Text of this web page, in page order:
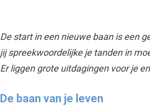
De start in een nieuwe baan is een
jij spreekwoordelijke je tanden in
Er liggen grote uitdagingen voor je
De baan van je leven